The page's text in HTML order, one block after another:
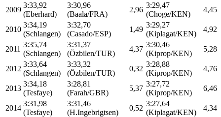
2009
3:33,92
(Eberhard)
3:30,96
(Baala/FRA)
2,96
3:29,47
(Choge/KEN)
4,45
2010
3:34,19
(Schlangen)
3:32,70
(Casado/ESP)
1,49
3:29,27
(Kiplagat/KEN)
4,92
2011
3:35,74
(Schlangen)
3:31,37
(Özbilen/TUR)
4,37
3:30,46
(Kiprop/KEN)
5,28
2012
3:33,64
(Schlangen)
3:33,32
(Özbilen/TUR)
0,32
3:28,88
(Kiprop/KEN)
4,76
2013
3:34,18
(Tesfaye)
3:28,81
(Farah/GBR)
5,37
3:27,72
(Kiprop/KEN)
6,46
2014
3:31,98
(Tesfaye)
3:31,46
(H.Ingebrigtsen)
0,52
3:27,64
(Kiplagat/KEN)
4,34